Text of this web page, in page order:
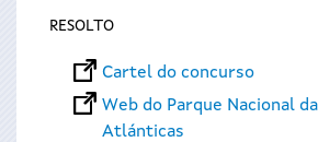
RESOLTO
Cartel do concurso
Web do Parque Nacional
Atlánticas